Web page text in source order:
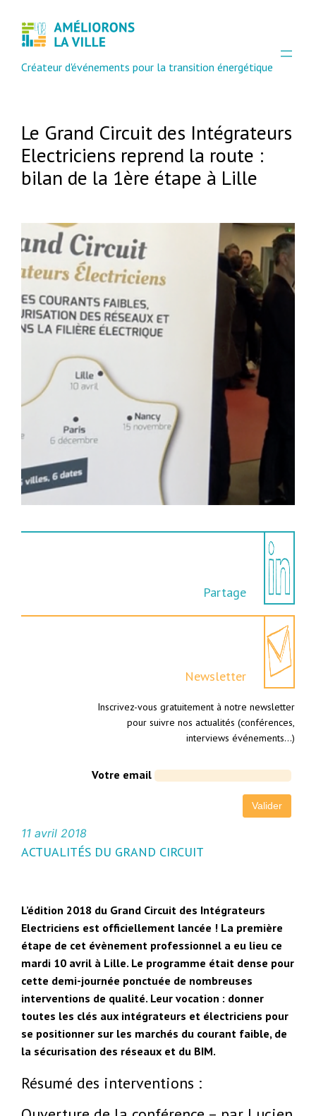
Créateur d'événements pour la transition énergétique
Le Grand Circuit des Intégrateurs
Electriciens reprend la route :
bilan de la 1ère étape à Lille
Partage
Newsletter
Inscrivez-vous gratuitement à notre newsletter
pour suivre nos actualités (conférences,
interviews événements…)
Votre email
11 avril 2018
ACTUALITÉS DU GRAND CIRCUIT
L’édition 2018 du Grand Circuit des Intégrateurs
Electriciens est officiellement lancée ! La première
étape de cet évènement professionnel a eu lieu ce
mardi 10 avril à Lille. Le programme était dense pour
cette demi-journée ponctuée de nombreuses
interventions de qualité. Leur vocation : donner
toutes les clés aux intégrateurs et électriciens pour
se positionner sur les marchés du courant faible, de
la sécurisation des réseaux et du BIM.
Résumé des interventions :